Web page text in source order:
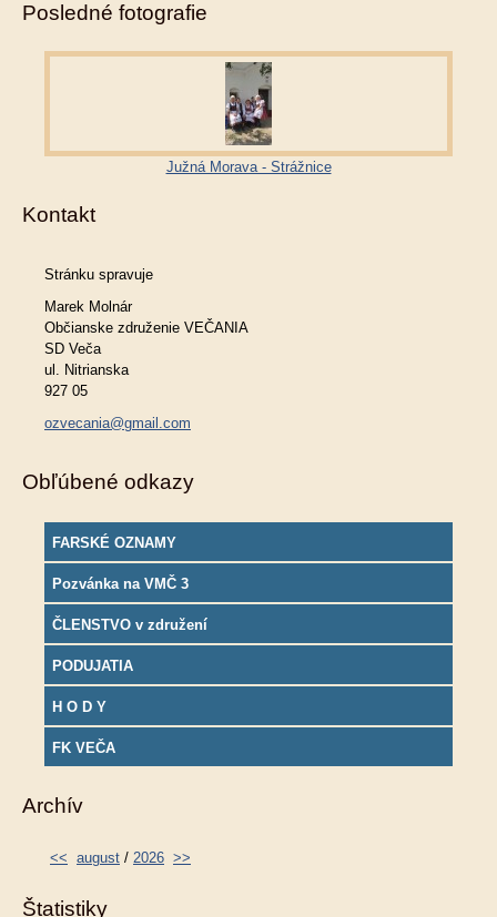
Posledné fotografie
Južná Morava - Strážnice
Kontakt
Stránku spravuje
Marek Molnár
Občianske združenie VEČANIA
SD Veča
ul. Nitrianska
927 05
ozvecania@gmail.com
Obľúbené odkazy
FARSKÉ OZNAMY
Pozvánka na VMČ 3
ČLENSTVO v združení
PODUJATIA
H O D Y
FK VEČA
Archív
<< august / 2026 >>
Štatistiky